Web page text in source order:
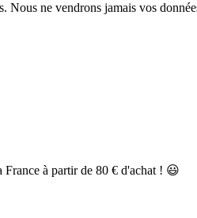
Nous ne vendrons jamais vos
France à partir de 80 € d'achat ! 😃